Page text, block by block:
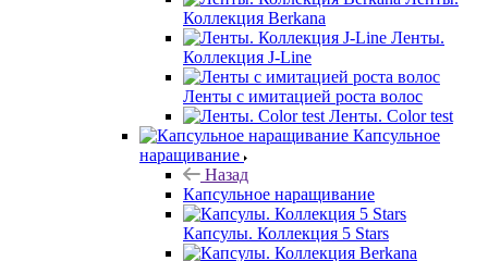
Коллекция Berkana
Ленты.
Коллекция J-Line
Ленты с имитацией роста волос
Ленты. Color test
Капсульное
наращивание
Назад
Капсульное наращивание
Капсулы. Коллекция 5 Stars